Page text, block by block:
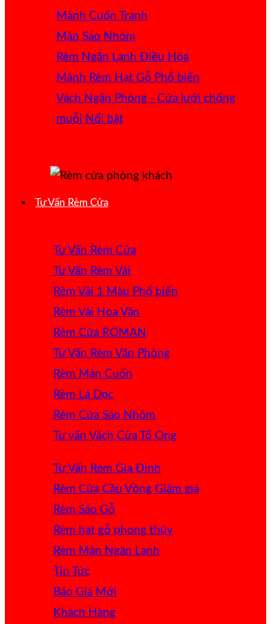
Mành Cuốn Tranh
Màn Sáo Nhôm
Rèm Ngăn Lạnh Điều Hòa
Mành Rèm Hạt Gỗ
Vách Ngăn Phòng - Cửa lưới chống
muỗi
Tư Vấn Rèm Cửa
Tư Vấn Rèm Cửa
Tư Vấn Rèm Vải
Rèm Vải 1 Màu
Rèm Vải Hoa Văn
Rèm Cửa ROMAN
Tư Vấn Rèm Văn Phòng
Rèm Màn Cuốn
Rèm Lá Dọc
Rèm Cửa Sáo Nhôm
Tư vấn Vách Cửa Tổ Ong
Tư Vấn Rèm Gia Đình
Rèm Cửa Cầu Vồng
Rèm Sáo Gỗ
Rèm hạt gỗ phong thủy
Rèm Màn Ngăn Lạnh
Tin Tức
Báo Giá
Khách Hàng